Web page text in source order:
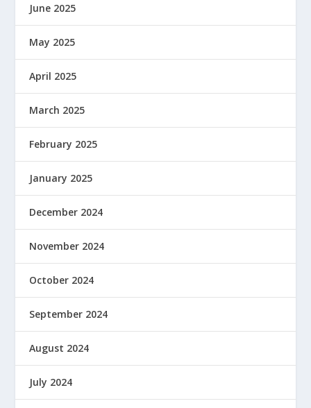
June 2025
May 2025
April 2025
March 2025
February 2025
January 2025
December 2024
November 2024
October 2024
September 2024
August 2024
July 2024